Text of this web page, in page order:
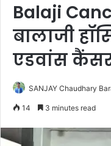
Balaji
बालाजी
एडवांस
SANJAY Chaudhary
14 3 minutes read